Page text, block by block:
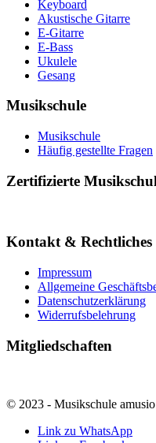
Keyboard
Akustische Gitarre
E-Gitarre
E-Bass
Ukulele
Gesang
Musikschule
Musikschule
Häufig gestellte Fragen
Zertifizierte
Kontakt & Rechtliches
Impressum
Allgemeine
Datenschutzerklärung
Widerrufsbelehrung
Mitgliedschaften
© 2023 - Musikschule
Link zu WhatsApp